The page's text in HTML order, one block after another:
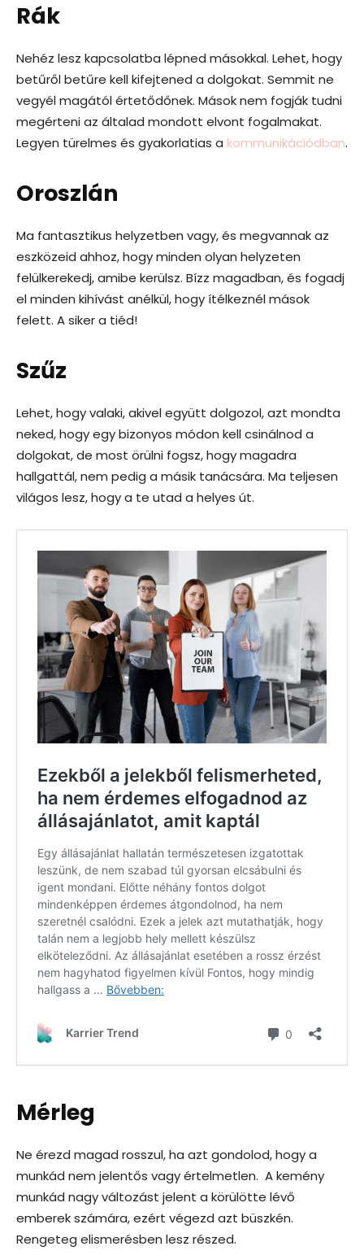
Rák
Nehéz lesz kapcsolatba lépned másokkal. Lehet, hogy
betűről betűre kell kifejtened a dolgokat. Semmit ne
vegyél magától értetődőnek. Mások nem fogják tudni
megérteni az általad mondott elvont fogalmakat.
Legyen türelmes és gyakorlatias a kommunikációdban.
Oroszlán
Ma fantasztikus helyzetben vagy, és megvannak az
eszközeid ahhoz, hogy minden olyan helyzeten
felülkerekedj, amibe kerülsz. Bízz magadban, és fogadj
el minden kihívást anélkül, hogy ítélkeznél mások
felett. A siker a tiéd!
Szűz
Lehet, hogy valaki, akivel együtt dolgozol, azt mondta
neked, hogy egy bizonyos módon kell csinálnod a
dolgokat, de most örülni fogsz, hogy magadra
hallgattál, nem pedig a másik tanácsára. Ma teljesen
világos lesz, hogy a te utad a helyes út.
Mérleg
Ne érezd magad rosszul, ha azt gondolod, hogy a
munkád nem jelentős vagy értelmetlen. A kemény
munkád nagy változást jelent a körülötte lévő
emberek számára, ezért végezd azt büszkén.
Rengeteg elismerésben lesz részed.